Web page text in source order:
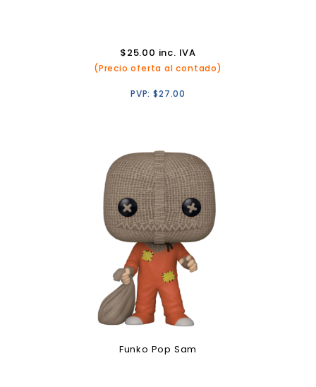
$25.00 inc. IVA
(Precio oferta al contado)
PVP:$27.00
Funko Pop Sam